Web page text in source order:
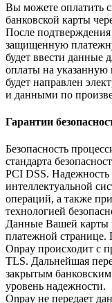
Вы можете оплатить
банковской карты
После подтверждения
защищенную
будет ввести данные
оплаты на
будет направлен
и данными по
Гарантии
Безопасность
стандарта
PCI DSS. Надежность
интеллектуальной
операций, а также
технологией
Данные Вашей карты
платежной
Onpay происходит с
TLS. Дальнейшая
закрытым
уровень надежности.
Onpay не передает